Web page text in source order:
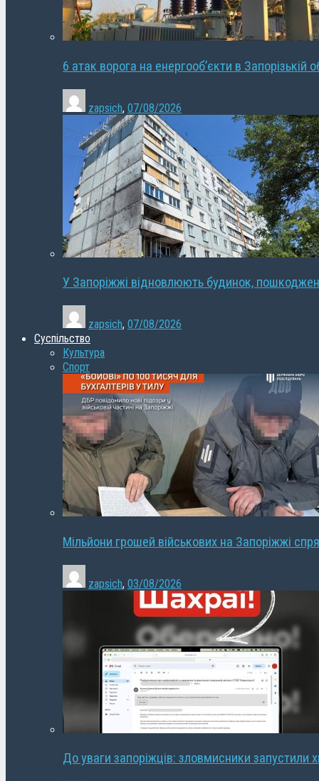
6 атак ворога на енергооб’єкти в Запорізькій
zapsich, 07/08/2026
У Запоріжжі відновлюють будинок,
zapsich, 07/08/2026
Суспільство
Культура
Спорт
Мільйони грошей військових на Запоріжжі
zapsich, 03/08/2026
До уваги запоріжців: зловмисники запустили